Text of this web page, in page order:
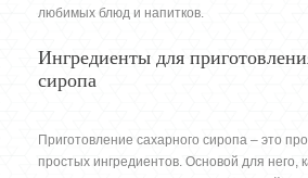
любимых блюд и напитков.
Ингредиенты для
сиропа
Приготовление сахарного сиропа – это
простых ингредиентов. Основой для него,